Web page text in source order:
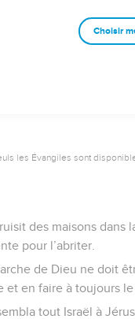
David se propagea
les Évangiles sont
des maisons dans
pour l’abriter.
de Dieu ne doit
et en faire à toujours le
tout Israël à
Choisir